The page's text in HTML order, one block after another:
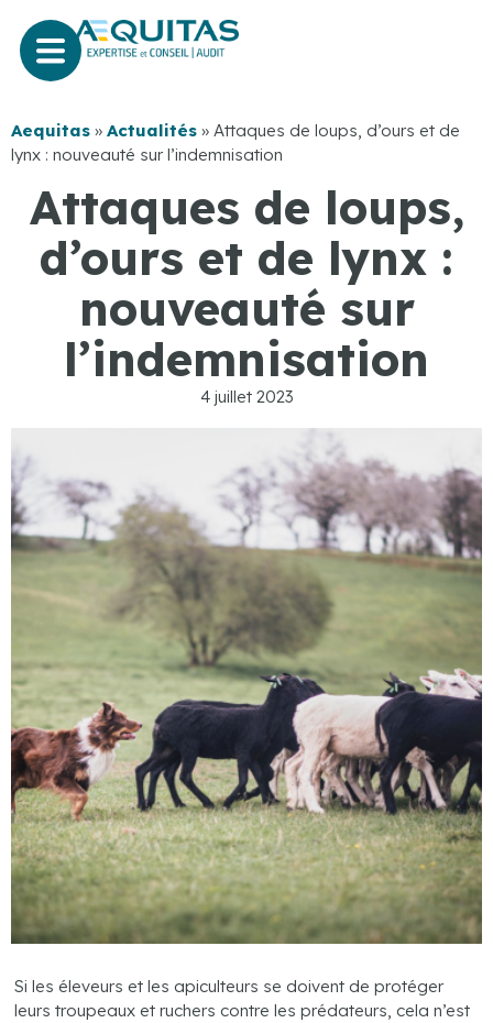
Aequitas » Actualités » Attaques de loups, d’ours et de
lynx : nouveauté sur l’indemnisation
Attaques de loups,
d’ours et de lynx :
nouveauté sur
l’indemnisation
4 juillet 2023
Si les éleveurs et les apiculteurs se doivent de protéger
leurs troupeaux et ruchers contre les prédateurs, cela n’est